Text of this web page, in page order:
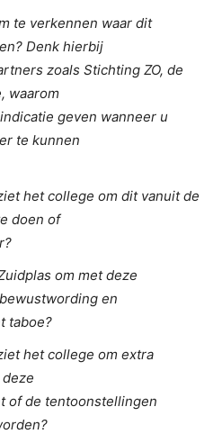
te verkennen waar dit
Denk hierbij
zoals Stichting ZO, de
waarom
geven wanneer u
te kunnen
het college om dit vanuit de
doen of
om met deze
en
taboe?
het college om extra
of de tentoonstellingen